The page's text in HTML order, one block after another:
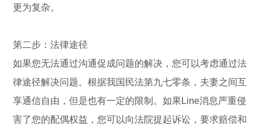
更为复杂。
第二步：法律途径
如果您无法通过沟通促成问题的解决，您可以考虑通过法
律途径解决问题。根据我国民法第九七零条，夫妻之间互
享通信自由，但是也有一定的限制。如果Line消息严重侵
害了您的配偶权益，您可以向法院提起诉讼，要求赔偿和